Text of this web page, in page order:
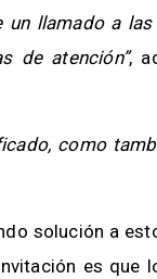
llamado a
de atención”,
como
solución a
es que